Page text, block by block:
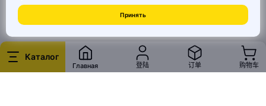
Каталог
Главная 登陆 订单 购物车
© 2026 MAI HE MAI. Маркетплейс дизайнерских товаров со всего
Китая по ценам заводов. Все права защищены.
Принять